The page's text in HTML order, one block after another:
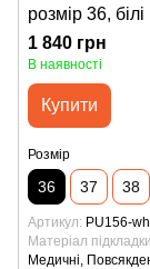
розмір 36, білі
1 840 грн
В наявності
Купити
Розмір
36 37 38
Артикул PU156-
Матеріал підкладки
Медичні,